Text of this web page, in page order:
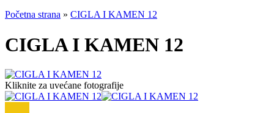
Početna strana » CIGLA I KAMEN 12
CIGLA I KAMEN 12
Kliknite za uvećane fotografije